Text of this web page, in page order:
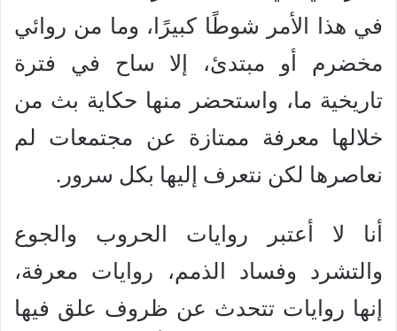
في هذا الأمر شوطًا كبيرًا، وما من روائي
مخضرم أو مبتدئ، إلا ساح في فترة
تاريخية ما، واستحضر منها حكاية بث من
خلالها معرفة ممتازة عن مجتمعات لم
نعاصرها لكن نتعرف إليها بكل سرور.
أنا لا أعتبر روايات الحروب والجوع
والتشرد وفساد الذمم، روايات معرفة،
إنها روايات تتحدث عن ظروف علق فيها